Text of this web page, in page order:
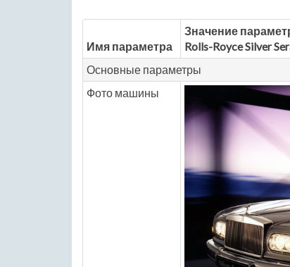
Имя параметра
Значение
Rolls-Royce Silver
Основные параметры
Фото машины